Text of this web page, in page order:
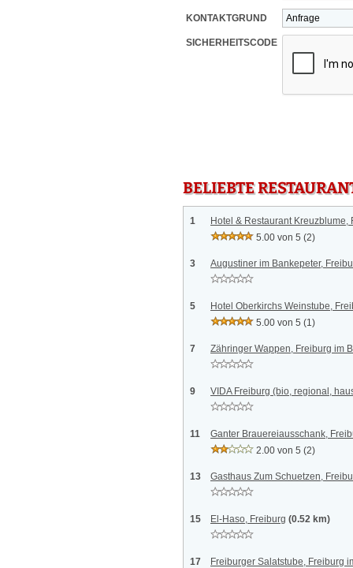
KONTAKTGRUND
SICHERHEITSCODE
BELIEBTE
1
Hotel & Restaurant Kreuzblume,
5.00 von 5 (2)
3 Augustiner im Bankepeter,
5
Hotel Oberkirchs Weinstube,
5.00 von 5 (1)
7 Zähringer Wappen, Freiburg im
9 VIDA Freiburg (bio, regional,
11
Ganter Brauereiausschank,
2.00 von 5 (2)
13 Gasthaus Zum Schuetzen,
15 El-Haso, Freiburg (0.52 km)
17
Freiburger Salatstube, Freiburg